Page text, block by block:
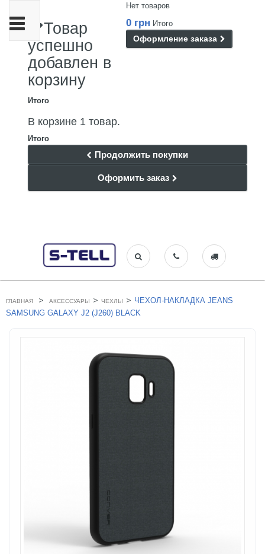
Нет товаров
0 грн Итого
Оформление заказа
Товар
успешно
добавлен в
корзину
Итого
В корзине 1 товар.
Итого
Продолжить покупки
Оформить заказ
Переключить
навигации
ГЛАВНАЯ > АКСЕССУАРЫ > ЧЕХЛЫ > ЧЕХОЛ-НАКЛАДКА JEANS
SAMSUNG GALAXY J2 (J260) BLACK